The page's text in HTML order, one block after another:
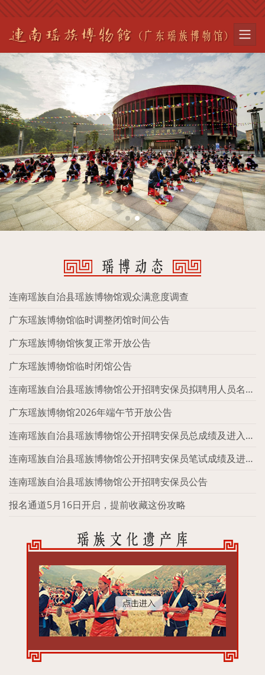
瑶博动态
连南瑶族自治县瑶族博物馆观众满意度调查
广东瑶族博物馆临时调整闭馆时间公告
广东瑶族博物馆恢复正常开放公告
广东瑶族博物馆临时闭馆公告
连南瑶族自治县瑶族博物馆公开招聘安保员拟聘用人员名单
公示
广东瑶族博物馆2026年端午节开放公告
连南瑶族自治县瑶族博物馆公开招聘安保员总成绩及进入体
检名单公告
连南瑶族自治县瑶族博物馆公开招聘安保员笔试成绩及进入
面试人员公告
连南瑶族自治县瑶族博物馆公开招聘安保员公告
报名通道5月16日开启，提前收藏这份攻略
瑶族文化遗产库